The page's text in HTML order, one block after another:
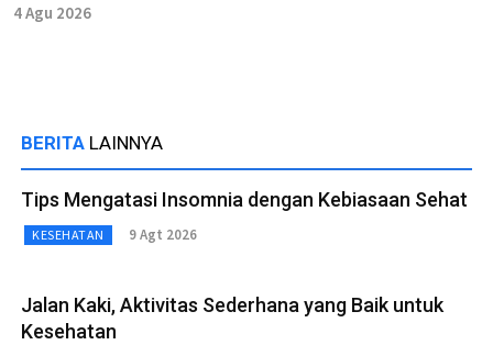
4 Agu 2026
BERITA LAINNYA
Tips Mengatasi Insomnia dengan Kebiasaan Sehat
KESEHATAN 9 Agt 2026
Jalan Kaki, Aktivitas Sederhana yang Baik untuk
Kesehatan